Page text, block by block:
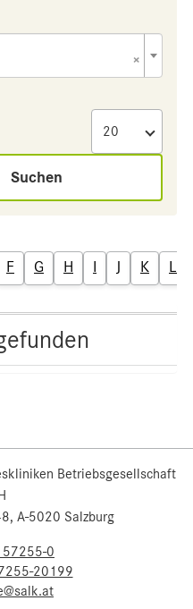
×
Suchen
F G H I J K L
Betriebsgesellschaft
A-5020 Salzburg
0
20199